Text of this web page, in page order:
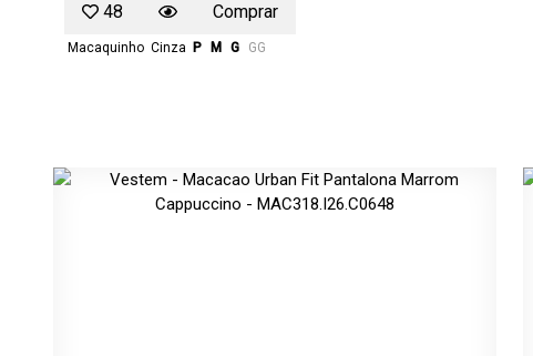
48
Comprar
Macaquinho Cinza P M G GG